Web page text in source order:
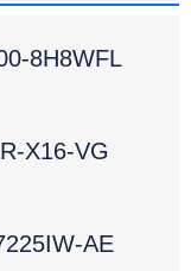
8H8WFL
X16-VG
AE